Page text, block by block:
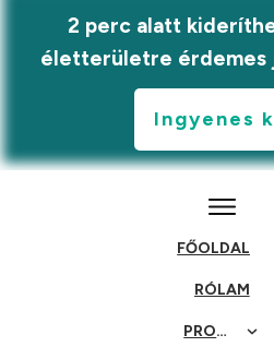
2 perc alatt
életterületre érdemes
Ingyenes
FŐOLDAL
RÓLAM
PROGRAMOK